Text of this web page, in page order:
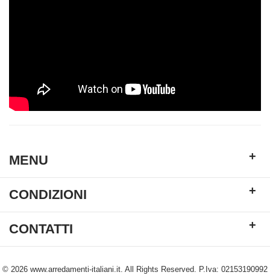
MENU +
CONDIZIONI +
CONTATTI +
© 2026 www.arredamenti-italiani.it. All Rights Reserved. P.Iva: 02153190992